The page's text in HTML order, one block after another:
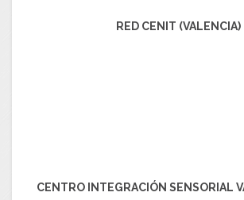
RED CENIT (VALENCIA)
CENTRO INTEGRACIÓN SENSORIAL